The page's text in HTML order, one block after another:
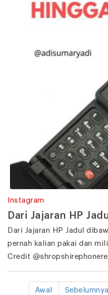
Instagram
Dari Jajaran HP
Dari Jajaran HP Jadul
pernah kalian pakai dan
Credit
Awal Sebelumnya